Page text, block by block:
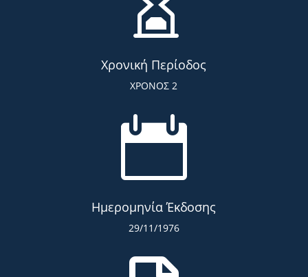
Χρονική Περίοδος
ΧΡΟΝΟΣ 2

Ημερομηνία Έκδοσης
29/11/1976